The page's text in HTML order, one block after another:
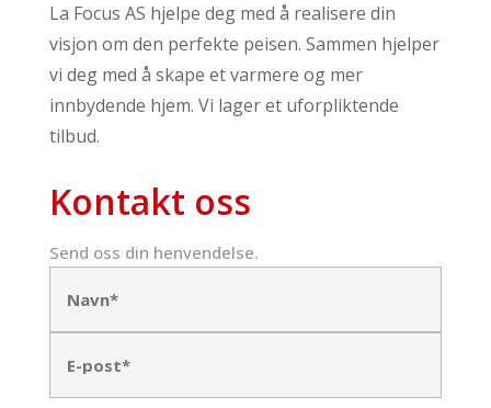
La Focus AS hjelpe deg med å realisere din
visjon om den perfekte peisen. Sammen hjelper
vi deg med å skape et varmere og mer
innbydende hjem. Vi lager et uforpliktende
tilbud.
Kontakt oss
Send oss din henvendelse.